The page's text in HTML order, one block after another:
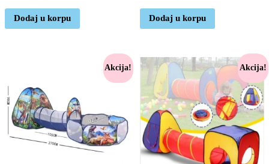
Dodaj u korpu Dodaj u korpu
Akcija! Akcija!